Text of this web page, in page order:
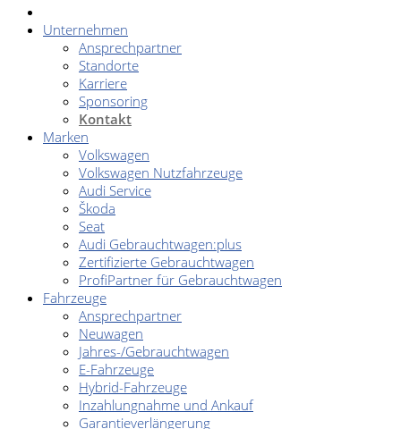
Unternehmen
Ansprechpartner
Standorte
Karriere
Sponsoring
Kontakt
Marken
Volkswagen
Volkswagen Nutzfahrzeuge
Audi Service
Škoda
Seat
Audi Gebrauchtwagen:plus
Zertifizierte Gebrauchtwagen
ProfiPartner für Gebrauchtwagen
Fahrzeuge
Ansprechpartner
Neuwagen
Jahres-/Gebrauchtwagen
E-Fahrzeuge
Hybrid-Fahrzeuge
Inzahlungnahme und Ankauf
Garantieverlängerung